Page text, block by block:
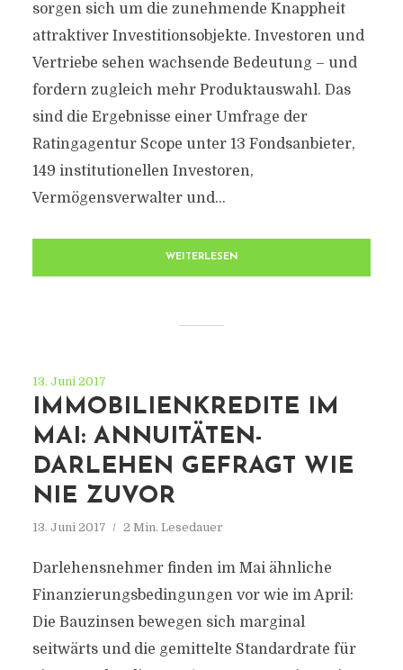
sorgen sich um die zunehmende Knappheit
attraktiver Investitionsobjekte. Investoren und
Vertriebe sehen wachsende Bedeutung – und
fordern zugleich mehr Produktauswahl. Das
sind die Ergebnisse einer Umfrage der
Ratingagentur Scope unter 13 Fondsanbieter,
149 institutionellen Investoren,
Vermögensverwalter und...
WEITERLESEN
13. Juni 2017
IMMOBILIENKREDITE IM
MAI: ANNUITÄTEN-
DARLEHEN GEFRAGT WIE
NIE ZUVOR
13. Juni 2017 2 Min. Lesedauer
Darlehensnehmer finden im Mai ähnliche
Finanzierungsbedingungen vor wie im April:
Die Bauzinsen bewegen sich marginal
seitwärts und die gemittelte Standardrate für